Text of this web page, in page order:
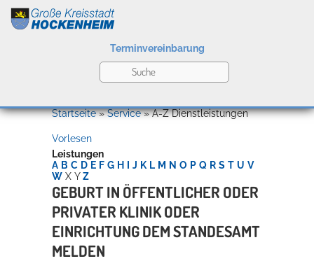
Kultur
Bildung
Terminvereinbarung
Willkommen in Hockenheim
Startseite»Service»A-Z Dienstleistungen
Vorlesen
Leistungen
A B C D E F G H J K L M N O P Q R S T U V
W X Y Z
GEBURT IN ÖFFENTLICHER ODER
PRIVATER KLINIK ODER
EINRICHTUNG DEM STANDESAMT
MELDEN